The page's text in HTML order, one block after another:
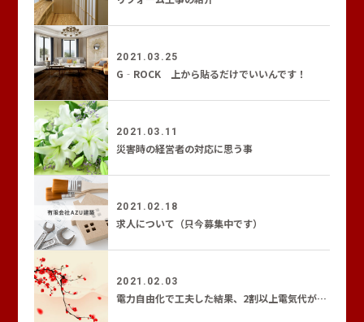
2021.03.25
G‐ROCK 上から貼るだけでいいんです！
2021.03.11
災害時の経営者の対応に思う事
2021.02.18
求人について（只今募集中です）
2021.02.03
電力自由化で工夫した結果、2割以上電気代が安くなった！